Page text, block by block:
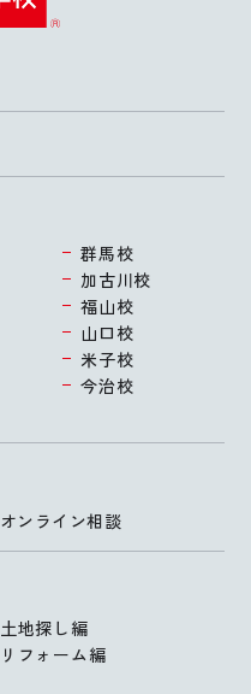
オンライン相談
土地探し編
リフォーム編
群馬校
加古川校
福山校
山口校
米子校
今治校